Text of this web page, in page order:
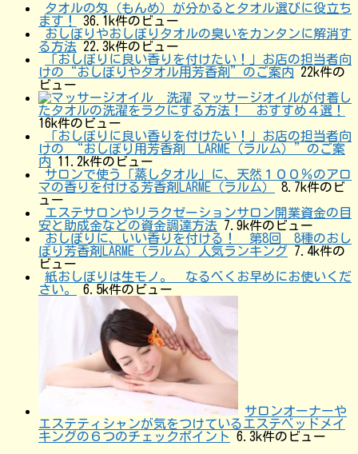
タオルの匁（もんめ）が分かるとタオル選びに役立ち
ます！
36.1k件のビュー
おしぼりやおしぼりタオルの臭いをカンタンに解消す
る方法
22.3k件のビュー
「おしぼりに良い香りを付けたい！」お店の担当者向
けの“おしぼりやタオル用芳香剤”のご案内
22k件の
ビュー
マッサージオイルが付着し
たタオルの洗濯をラクにする方法！ おすすめ４選！
16k件のビュー
「おしぼりに良い香りを付けたい！」お店の担当者向
けの “おしぼり用芳香剤 LARME（ラルム）”のご案
内
11.2k件のビュー
サロンで使う「蒸しタオル」に、天然１００％のアロ
マの香りを付ける芳香剤LARME（ラルム）
8.7k件のビ
ュー
エステサロンやリラクゼーションサロン開業資金の目
安と助成金などの資金調達方法
7.9k件のビュー
おしぼりに、いい香りを付ける！ 第8回 8種のおし
ぼり芳香剤LARME（ラルム）人気ランキング
7.4k件の
ビュー
紙おしぼりは生モノ。 なるべくお早めにお使いくだ
さい。
6.5k件のビュー
サロンオーナーや
エステティシャンが気をつけているエステベッドメイ
キングの６つのチェックポイント
6.3k件のビュー